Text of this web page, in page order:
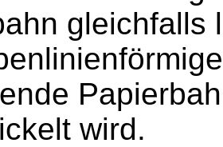
gleichfalls
wird.